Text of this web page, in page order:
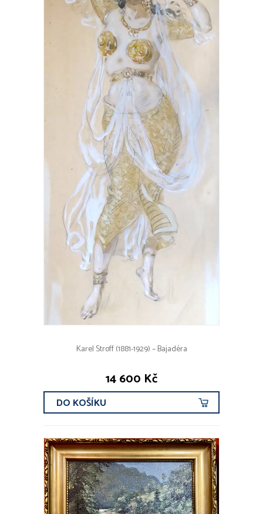
Karel Stroff (1881-1929) – Bajadéra
14 600 Kč
DO KOŠÍKU